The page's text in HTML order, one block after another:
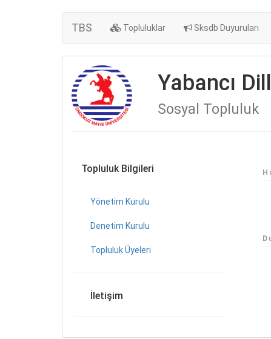
TBS Topluluklar Sksdb Duyuruları
Yabancı
Sosyal Topluluk
Topluluk Bilgileri
Yönetim Kurulu
Denetim Kurulu
Topluluk Üyeleri
İletişim